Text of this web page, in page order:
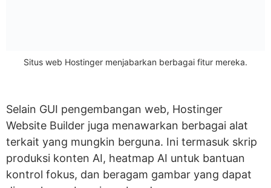
Situs web Hostinger menjabarkan berbagai fitur mereka.
Selain GUI pengembangan web, Hostinger
Website Builder juga menawarkan berbagai alat
terkait yang mungkin berguna. Ini termasuk skrip
produksi konten AI, heatmap AI untuk bantuan
kontrol fokus, dan beragam gambar yang dapat